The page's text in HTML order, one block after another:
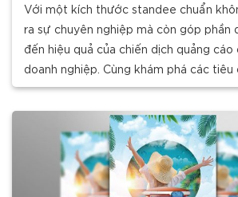
Với một kích thước standee chuẩn
ra sự chuyên nghiệp mà còn góp phần
đến hiệu quả của chiến dịch quảng cáo
doanh nghiệp. Cùng khám phá các tiêu
thước standee để việc lựa chọn kích